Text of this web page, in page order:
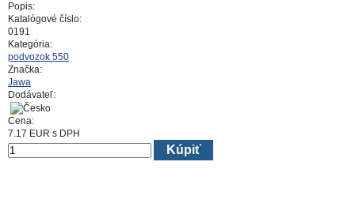
Popis:
Katalógové číslo:
0191
Kategória:
podvozok 550
Značka:
Jawa
Dodávateľ:
Cena:
7.17 EUR s DPH
Kúpiť